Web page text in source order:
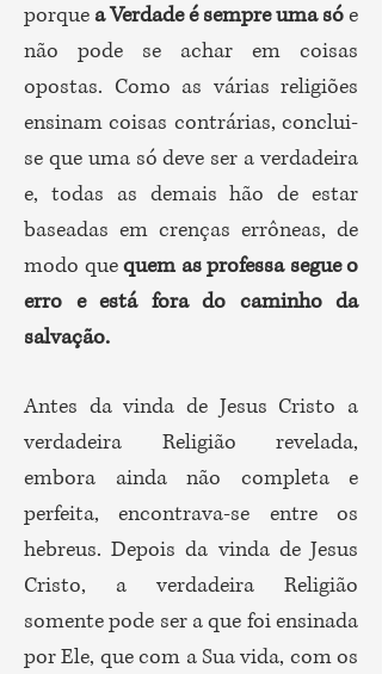
porquea Verdade é sempre uma sóe
não pode se achar em coisas
opostas. Como as várias religiões
ensinam coisas contrárias, conclui-
se que uma só deve ser a verdadeira
e, todas as demais hão de estar
baseadas em crenças errôneas, de
modo quequem as professa segue o
erro e está fora do caminho da
salvação.
Antes da vinda de Jesus Cristo a
verdadeira Religião revelada,
embora ainda não completa e
perfeita, encontrava-se entre os
hebreus. Depois da vinda de Jesus
Cristo, a verdadeira Religião
somente pode ser a que foi ensinada
por Ele, que com a Sua vida, com os